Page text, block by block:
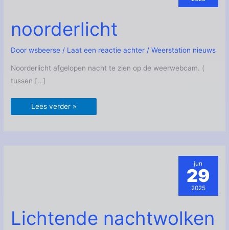
noorderlicht
Doorwsbeerse / Laat een reactie achter /Weerstation nieuws
Noorderlicht afgelopen nacht te zien op de weerwebcam. (
tussen […]
noorderlicht
Lees verder »
Lichtende nachtwolken
nachtwolken
jun
29
2025